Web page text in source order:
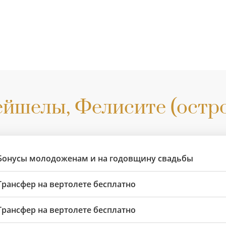
Фелисите
молодоженам и на годовщину свадьбы
на вертолете бесплатно
на вертолете бесплатно